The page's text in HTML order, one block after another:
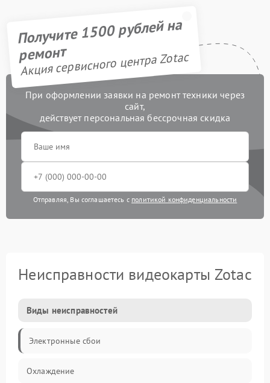
Получите 1500 рублей на
ремонт
Акция сервисного центра Zotac
При оформлении заявки на ремонт техники через
сайт,
действует персональная бессрочная скидка
Отправляя, Вы соглашаетесь с политикой конфиденциальности
Неисправности видеокарты Zotac
Виды неисправностей
Электронные сбои
Охлаждение